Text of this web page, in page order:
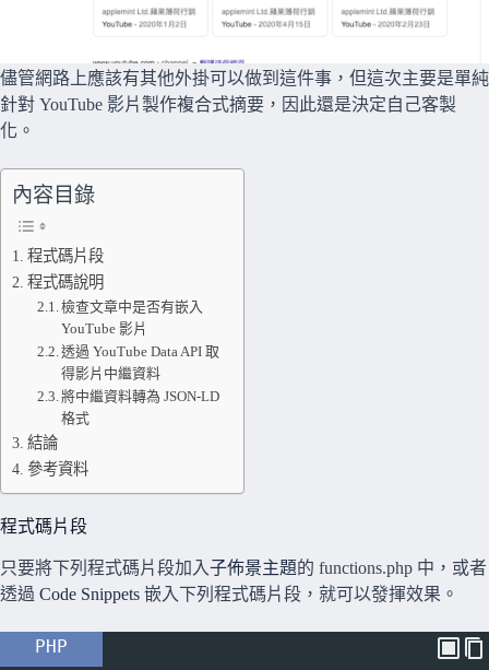
儘管網路上應該有其他外掛可以做到這件事，但這次主要是單純
針對 YouTube 影片製作複合式摘要，因此還是決定自己客製
化。
內容目錄
程式碼片段
程式碼說明
檢查文章中是否有嵌入
YouTube 影片
透過 YouTube Data API 取
得影片中繼資料
將中繼資料轉為 JSON-LD
格式
結論
參考資料
程式碼片段
只要將下列程式碼片段加入子佈景主題的 functions.php 中，或者
透過 Code Snippets 嵌入下列程式碼片段，就可以發揮效果。
PHP